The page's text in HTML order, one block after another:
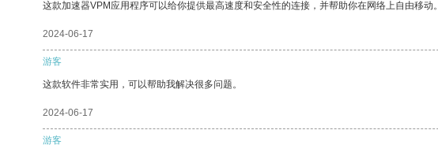
这款加速器VPM应用程序可以给你提供最高速度和安全性的连接，并帮助你在网络上自由移动。
2024-06-17
游客
这款软件非常实用，可以帮助我解决很多问题。
2024-06-17
游客